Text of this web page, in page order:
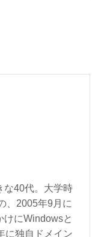
な40代。大学時
、2005年9月に
けにWindowsと
に独自ドメイン